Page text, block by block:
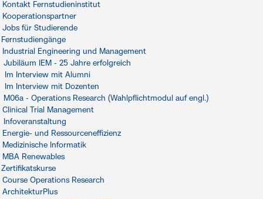
Kontakt Fernstudieninstitut
Kooperationspartner
Jobs für Studierende
Fernstudiengänge
Industrial Engineering und Management
Jubiläum IEM - 25 Jahre erfolgreich
Im Interview mit Alumni
Im Interview mit Dozenten
M06a - Operations Research (Wahlpflichtmodul auf engl.)
Clinical Trial Management
Infoveranstaltung
Energie- und Ressourceneffizienz
Medizinische Informatik
MBA Renewables
Zertifikatskurse
Course Operations Research
ArchitekturPlus